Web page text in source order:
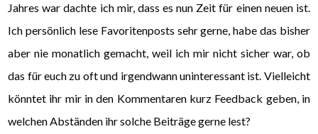
Jahres war dachte ich mir, dass es nun Zeit für einen neuen ist.
Ich persönlich lese Favoritenposts sehr gerne, habe das bisher
aber nie monatlich gemacht, weil ich mir nicht sicher war, ob
das für euch zu oft und irgendwann uninteressant ist. Vielleicht
könntet ihr mir in den Kommentaren kurz Feedback geben, in
welchen Abständen ihr solche Beiträge gerne lest?